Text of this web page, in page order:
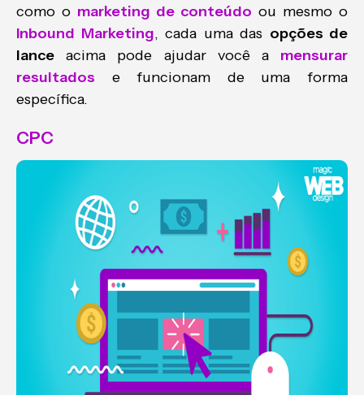
como o marketing de conteúdo ou mesmo o
Inbound Marketing, cada uma das opções de
lance acima pode ajudar você a mensurar
resultados e funcionam de uma forma
específica.
CPC